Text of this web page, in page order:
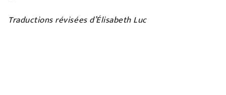
Traductions révisées d’Élisabeth Luc